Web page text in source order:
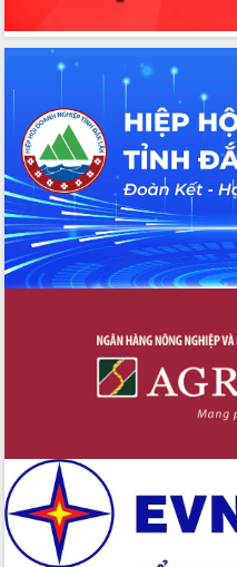
Đắk Lắk về phát triển nhân lực y tế
cho trạm y tế cấp xã
Du lịch Đắk Lắk nâng tầm trải nghiệm
du khách thông qua Hệ thống cơ sở dữ
liệu và Bản đồ số
Tập huấn ứng dụng trí tuệ nhân tạo (AI)
trong thương mại điện tử năm 2026
Đoàn đại biểu Quốc hội tỉnh Đắk Lắk
trao đổi thông tin trước Kỳ họp thứ
nhất, Quốc hội khóa XVI
Quyết liệt cải cách hành chính, khơi
Nâng cao hiệu lực, hiệu quả HĐND
tỉnh thông qua hiện đại hóa hành chính
Xã Ea Phê gắn cải cách hành chính với
Hồ Thị Nguyên Thảo làm việc tại Trung
tâm Phục vụ hành chính công xã Ea
Phê
Xây dựng nền hành chính số đồng
hành cùng nông dân dân, doanh nghiệp